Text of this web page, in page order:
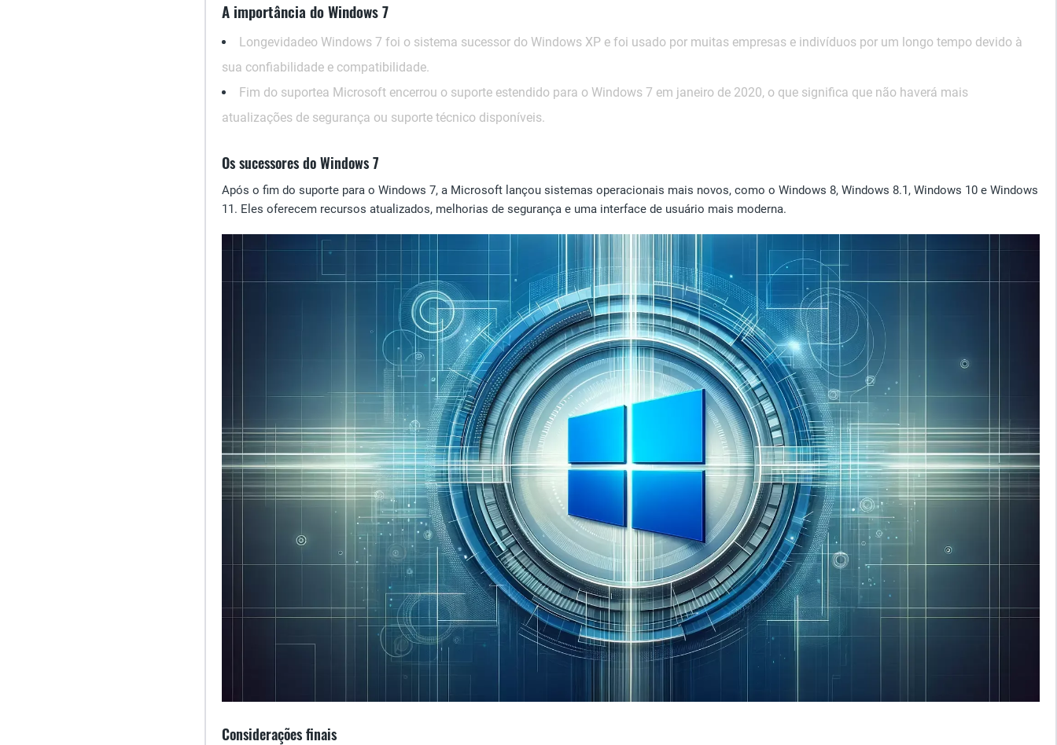
A importância do Windows 7
Longevidadeo Windows 7 foi o sistema sucessor do Windows XP e foi usado por muitas empresas e indivíduos por um longo tempo devido à
sua confiabilidade e compatibilidade.
Fim do suportea Microsoft encerrou o suporte estendido para o Windows 7 em janeiro de 2020, o que significa que não haverá mais
atualizações de segurança ou suporte técnico disponíveis.
Os sucessores do Windows 7
Após o fim do suporte para o Windows 7, a Microsoft lançou sistemas operacionais mais novos, como o Windows 8, Windows 8.1, Windows 10 e Windows
11. Eles oferecem recursos atualizados, melhorias de segurança e uma interface de usuário mais moderna.
Considerações finais